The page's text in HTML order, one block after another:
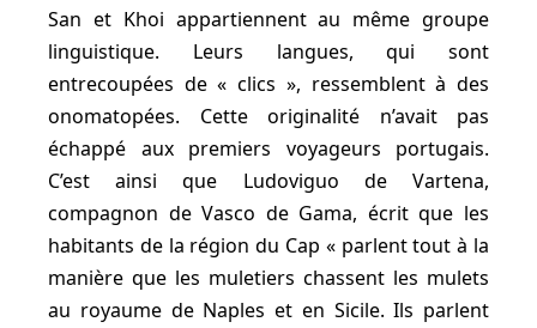
San et Khoi appartiennent au même groupe
linguistique. Leurs langues, qui sont
entrecoupées de « clics », ressemblent à des
onomatopées. Cette originalité n’avait pas
échappé aux premiers voyageurs portugais.
C’est ainsi que Ludoviguo de Vartena,
compagnon de Vasco de Gama, écrit que les
habitants de la région du Cap « parlent tout à la
manière que les muletiers chassent les mulets
au royaume de Naples et en Sicile. Ils parlent